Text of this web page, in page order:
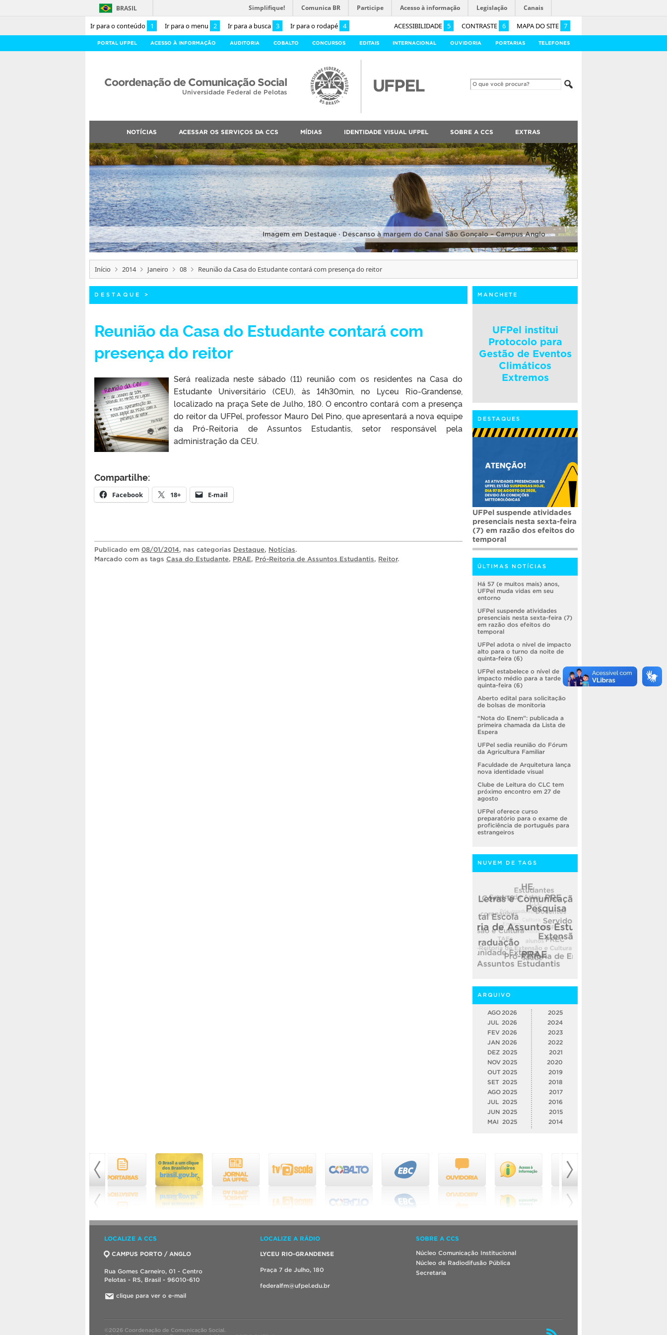
Ir para o conteúdo 1 Ir para o menu 2 Ir para a busca 3 Ir para o rodapé 4 ACESSIBILIDADE 5 CONTRASTE 6 MAPA DO SITE 7
BRASIL Simplifique! Comunica BR Participe Acesso à informação Legislação Canais
PORTAL UFPEL ACESSO À INFORMAÇÃO AUDITORIA COBALTO CONCURSOS EDITAIS INTERNACIONAL OUVIDORIA PORTARIAS TELEFONES
Coordenação de Comunicação Social
Universidade Federal de Pelotas
NOTÍCIAS ACESSAR OS SERVIÇOS DA CCS MÍDIAS IDENTIDADE VISUAL UFPEL SOBRE A CCS EXTRAS
Imagem em Destaque · Descanso à margem do Canal São Gonçalo – Campus Anglo
Início 2014 Janeiro 08 Reunião da Casa do Estudante contará com presença do reitor
DESTAQUE >
Reunião da Casa do Estudante contará com
presença do reitor
Será realizada neste sábado (11) reunião com os residentes na Casa do
Estudante Universitário (CEU), às 14h30min, no Lyceu Rio-Grandense,
localizado na praça Sete de Julho, 180. O encontro contará com a presença
do reitor da UFPel, professor Mauro Del Pino, que apresentará a nova equipe
da Pró-Reitoria de Assuntos Estudantis, setor responsável pela
administração da CEU.
Compartilhe:
Facebook 18+ E-mail
Publicado em 08/01/2014, nas categorias Destaque, Notícias.
Marcado com as tags Casa do Estudante, PRAE, Pró-Reitoria de Assuntos Estudantis, Reitor.
MANCHETE
UFPel institui
Protocolo para
Gestão de Eventos
Climáticos
Extremos
DESTAQUES
UFPel suspende atividades
presenciais nesta sexta-feira
(7) em razão dos efeitos do
temporal
ÚLTIMAS NOTÍCIAS
Há 57 (e muitos mais) anos,
UFPel muda vidas em seu
entorno
UFPel suspende atividades
presenciais nesta sexta-feira (7)
em razão dos efeitos do
temporal
UFPel adota o nível de impacto
alto para o turno da noite de
quinta-feira (6)
UFPel estabelece o nível de
impacto médio para a tarde de
quinta-feira (6)
Aberto edital para solicitação
de bolsas de monitoria
“Nota do Enem”: publicada a
primeira chamada da Lista de
Espera
UFPel sedia reunião do Fórum
da Agricultura Familiar
Faculdade de Arquitetura lança
nova identidade visual
Clube de Leitura do CLC tem
próximo encontro em 27 de
agosto
UFPel oferece curso
preparatório para o exame de
proficiência de português para
estrangeiros
NUVEM DE TAGS
ARQUIVO
AGO 2026
JUL 2026
FEV 2026
JAN 2026
DEZ 2025
NOV 2025
OUT 2025
SET 2025
AGO 2025
JUL
2025
JUN 2025
MAI
2025
2025
2024
2023
2022
2021
2020
2019
2018
2017
2016
2015
2014
LOCALIZE A CCS
CAMPUS PORTO / ANGLO
Rua Gomes Carneiro, 01 - Centro
Pelotas - RS, Brasil - 96010-610
clique para ver o e-mail
LOCALIZE A RÁDIO
LYCEU RIO-GRANDENSE
Praça 7 de Julho, 180
federalfm@ufpel.edu.br
SOBRE A CCS
Núcleo Comunicação Institucional
Núcleo de Radiodifusão Pública
Secretaria
©2026 Coordenação de Comunicação Social.